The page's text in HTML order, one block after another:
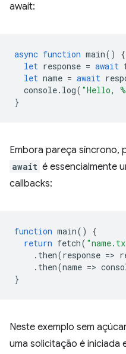
await:
async function main()
{
let response = await
let name = await
console. log( "Hello,
}
Embora pareça síncrono,
await é essencialmente
callbacks:
function main()
{
return fetch(
. then(response =>
. then(name =>
}
Neste exemplo sem
uma solicitação é iniciada